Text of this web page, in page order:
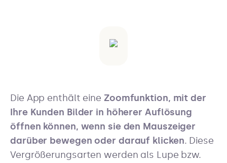
Die App enthält eine Zoomfunktion, mit der
Ihre Kunden Bilder in höherer Auflösung
öffnen können, wenn sie den Mauszeiger
darüber bewegen oder darauf klicken. Diese
Vergrößerungsarten werden als Lupe bzw.